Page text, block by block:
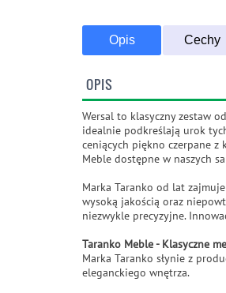
Opis Cechy
OPIS
Wersal to klasyczny zestaw
idealnie podkreślają urok
ceniących piękno czerpane z
Meble dostępne w naszych
Marka Taranko od lat
wysoką jakością oraz
niezwykle precyzyjne.
Taranko Meble - Klasyczne
Marka Taranko słynie z
eleganckiego wnętrza.